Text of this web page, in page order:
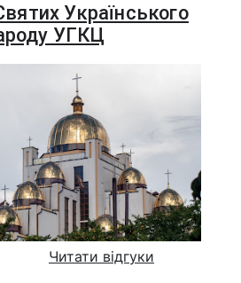
Українського
УГКЦ
Читати відгуки